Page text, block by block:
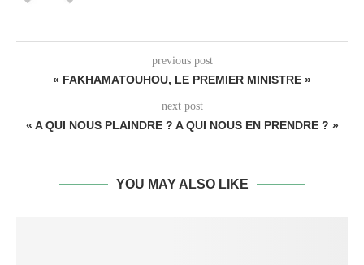
previous post
« FAKHAMATOUHOU, LE PREMIER MINISTRE »
next post
« A QUI NOUS PLAINDRE ? A QUI NOUS EN PRENDRE ? »
YOU MAY ALSO LIKE